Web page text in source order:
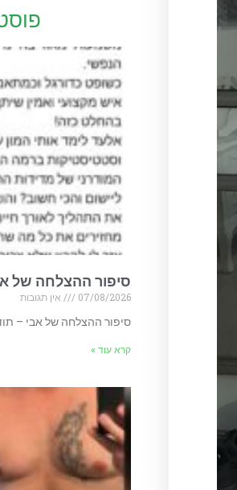
סיפור ההצלחה של
07/08/2026
אין תגובות
סיפור ההצלחה של אבי –
קרא עוד »